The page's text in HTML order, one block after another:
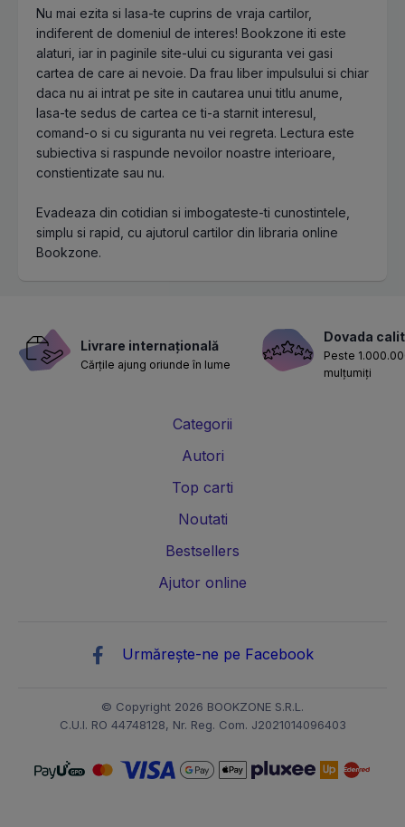
Nu mai ezita si lasa-te cuprins de vraja cartilor,
indiferent de domeniul de interes! Bookzone iti este
alaturi, iar in paginile site-ului cu siguranta vei gasi
cartea de care ai nevoie. Da frau liber impulsului si chiar
daca nu ai intrat pe site in cautarea unui titlu anume,
lasa-te sedus de cartea ce ti-a starnit interesul,
comand-o si cu siguranta nu vei regreta. Lectura este
subiectiva si raspunde nevoilor noastre interioare,
constientizate sau nu.
Evadeaza din cotidian si imbogateste-ti cunostintele,
simplu si rapid, cu ajutorul cartilor din libraria online
Bookzone.
Livrare internațională
Cărțile ajung oriunde în lume
Dovada
Peste
mulțumiți
Categorii
Autori
Top carti
Noutati
Bestsellers
Ajutor online
Urmărește-ne pe Facebook
© Copyright 2026 BOOKZONE S.R.L.
C.U.I. RO 44748128, Nr. Reg. Com. J2021014096403